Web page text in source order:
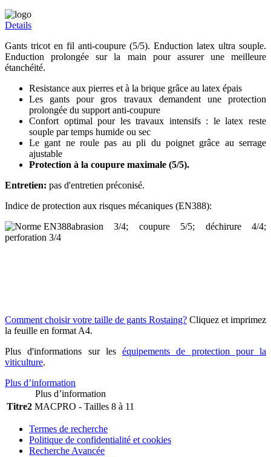
Details
Gants tricot en fil anti-coupure (5/5). Enduction latex ultra souple.
Enduction prolongée sur la main pour assurer une meilleure
étanchéité.
Resistance aux pierres et à la brique grâce au latex épais
Les gants pour gros travaux demandent une protection
prolongée du support anti-coupure
Confort optimal pour les travaux intensifs : le latex reste
souple par temps humide ou sec
Le gant ne roule pas au pli du poignet grâce au serrage
ajustable
Protection à la coupure maximale (5/5).
Entretien: pas d'entretien préconisé.
Indice de protection aux risques mécaniques (EN388):
abrasion 3/4; coupure 5/5; déchirure 4/4;
perforation 3/4
Comment choisir votre taille de gants Rostaing? Cliquez et imprimez
la feuille en format A4.
Plus d'informations sur les équipements de protection pour la
viticulture.
Plus d’information
Plus d’information
Titre2 MACPRO - Tailles 8 à 11
Termes de recherche
Politique de confidentialité et cookies
Recherche Avancée